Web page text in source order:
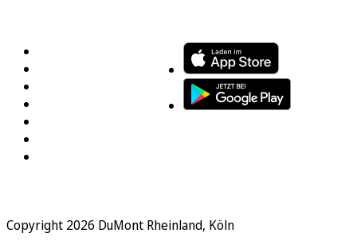
Copyright 2026 DuMont Rheinland, Köln